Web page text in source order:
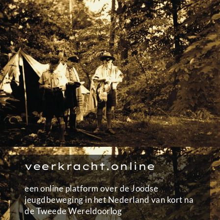
Ga
naar
de
inhoud
veerkracht.online
een online platform over de Joodse
jeugdbeweging in het Nederland van kort na
de Tweede Wereldoorlog